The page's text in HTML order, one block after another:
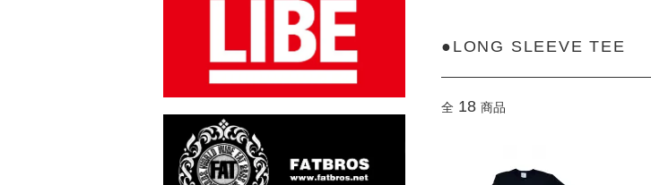
●LONG SLEEVE TEE
全 18 商品